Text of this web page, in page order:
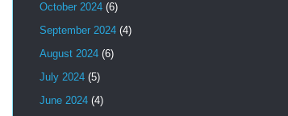
October 2024 (6)
September 2024 (4)
August 2024 (6)
July 2024 (5)
June 2024 (4)